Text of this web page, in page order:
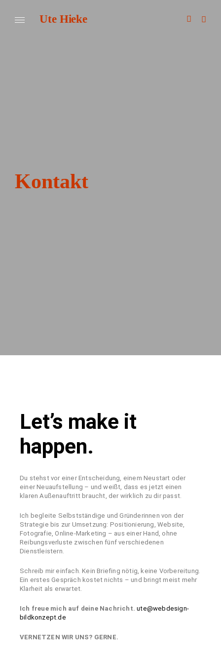
Ute Hieke
Kontakt
Let’s make it
happen.
Du stehst vor einer Entscheidung, einem Neustart oder
einer Neuaufstellung – und weißt, dass es jetzt einen
klaren Außenauftritt braucht, der wirklich zu dir passt.
Ich begleite Selbstständige und Gründerinnen von der
Strategie bis zur Umsetzung: Positionierung, Website,
Fotografie, Online-Marketing – aus einer Hand, ohne
Reibungsverluste zwischen fünf verschiedenen
Dienstleistern.
Schreib mir einfach. Kein Briefing nötig, keine Vorbereitung.
Ein erstes Gespräch kostet nichts – und bringt meist mehr
Klarheit als erwartet.
Ich freue mich auf deine Nachricht. ute@webdesign-
bildkonzept.de
VERNETZEN WIR UNS? GERNE.